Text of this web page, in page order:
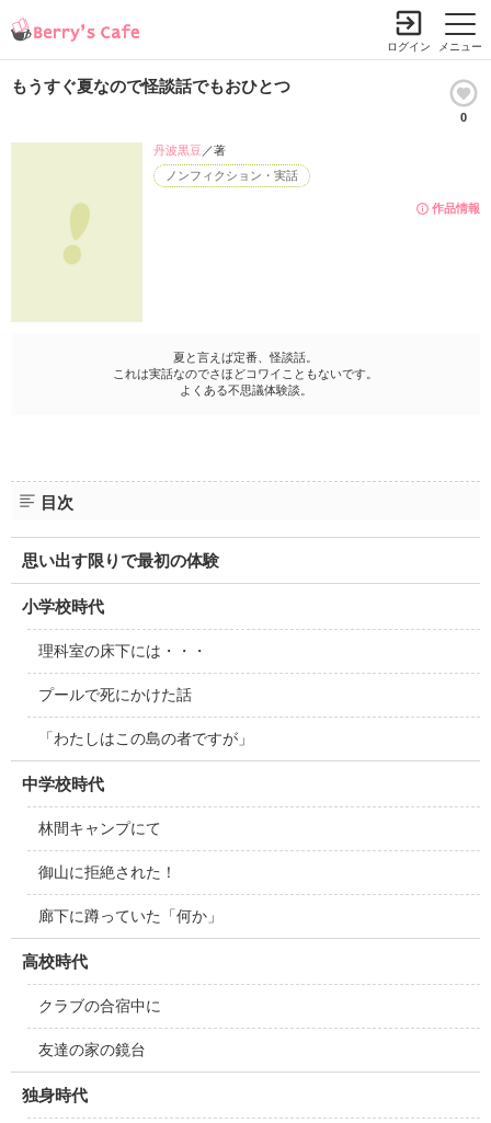
メニュー
ログイン
もうすぐ夏なので怪談話でもおひとつ
0
作品情報
ノンフィクション・実話
丹波黒豆 ／著
夏と言えば定番、怪談話。
これは実話なのでさほどコワイこともないです。
よくある不思議体験談。
目次
思い出す限りで最初の体験
小学校時代
理科室の床下には・・・
プールで死にかけた話
「わたしはこの島の者ですが」
中学校時代
林間キャンプにて
御山に拒絶された！
廊下に蹲っていた「何か」
高校時代
クラブの合宿中に
友達の家の鏡台
独身時代